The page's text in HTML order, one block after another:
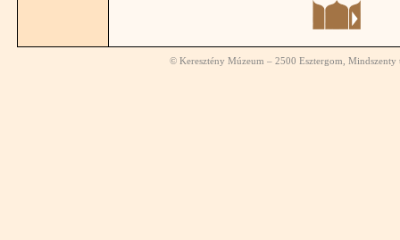
© Keresztény Múzeum – 2500 Esztergom,